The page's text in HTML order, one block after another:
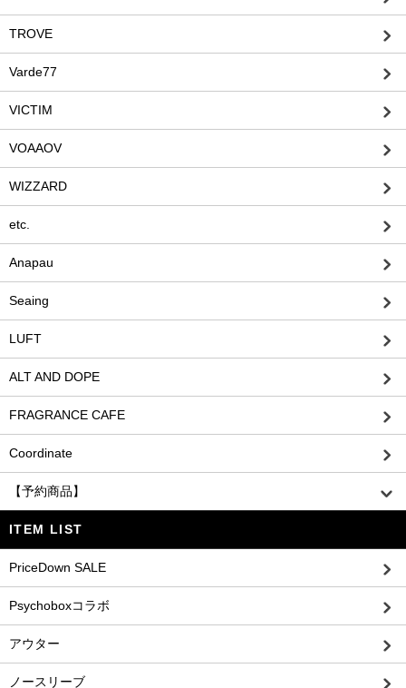
TROVE
Varde77
VICTIM
VOAAOV
WIZZARD
etc.
Anapau
Seaing
LUFT
ALT AND DOPE
FRAGRANCE CAFE
Coordinate
【予約商品】
ITEM LIST
PriceDown SALE
Psychoboxコラボ
アウター
ノースリーブ